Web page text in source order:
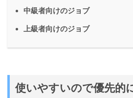
中級者向けのジョブ
上級者向けのジョブ
使いやすいので優先的